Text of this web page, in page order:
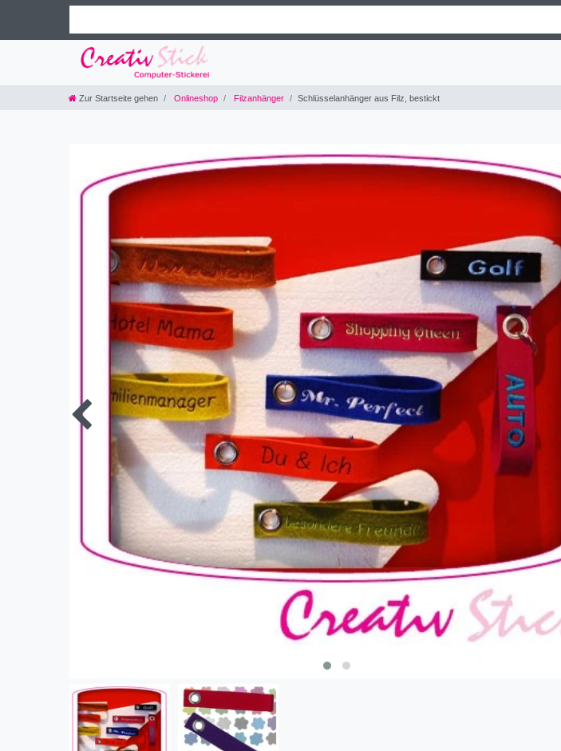
Zur Startseite gehen Onlineshop Filzanhänger Schlüsselanhänger aus Filz, bestickt